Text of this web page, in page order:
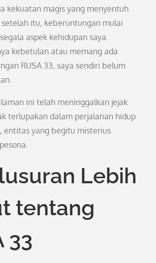
kekuatan magis yang menyentuh
itu, keberuntungan mulai
aspek kehidupan saya.
kebetulan atau memang ada
RUSA 33, saya sendiri belum
ini telah meninggalkan jejak
terlupakan dalam perjalanan hidup
entitas yang begitu misterius
Lebih
tentang
33